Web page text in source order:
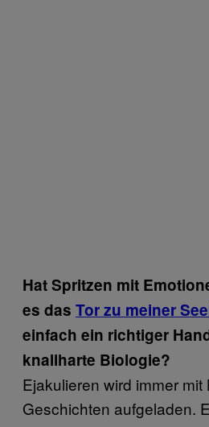
Hat Spritzen mit
es das Tor zu meiner
einfach ein richtiger
knallharte Biologie?
Ejakulieren wird immer
Geschichten aufgeladen.